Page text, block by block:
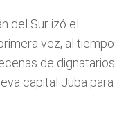
del Sur izó el
vez, al tiempo
de dignatarios
capital Juba para